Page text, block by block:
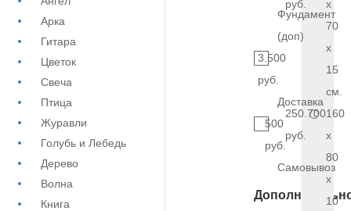
Арка
Гитара
Цветок
Свеча
Птица
Журавли
Голубь и Лебедь
Дерево
Волна
Книга
Фундамент
(доп)
3.500
руб.
Доставка
500
руб.
Самовывоз
руб.
x
70
x
15
см.
250.700
руб.
160
x
80
x
10